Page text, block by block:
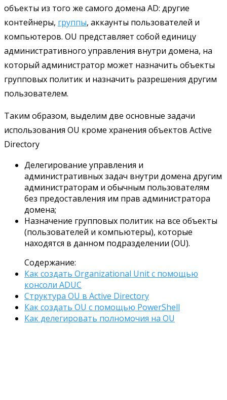
объекты из того же самого домена AD: другие
контейнеры, группы, аккаунты пользователей и
компьютеров. OU представляет собой единицу
административного управления внутри домена, на
который администратор может назначить объекты
групповых политик и назначить разрешения другим
пользователем.
Таким образом, выделим две основные задачи
использования OU кроме хранения объектов Active
Directory
Делегирование управления и
административных задач внутри домена другим
администраторам и обычным пользователям
без предоставления им прав администратора
домена;
Назначение групповых политик на все объекты
(пользователей и компьютеры), которые
находятся в данном подразделении (OU).
Содержание:
Как создать Organizational Unit с помощью
консоли ADUC
Структура OU в Active Directory
Как создать OU с помощью PowerShell
Как делегировать полномочия на OU